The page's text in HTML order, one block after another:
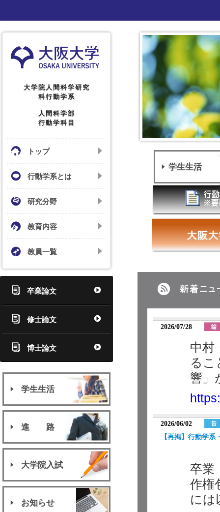
大学院人間科学研究
科行動学系
人間科学部
行動学科目
トップ
行動学系とは
研究分野
教育内容
教員一覧
卒業論文
修士論文
博士論文
学生生活
進 路
大学院入試
お知らせ
学生生活
2026/07/28
中村
るこ
響」
2026/06/02
【再掲】行動学
卒業
作権
には